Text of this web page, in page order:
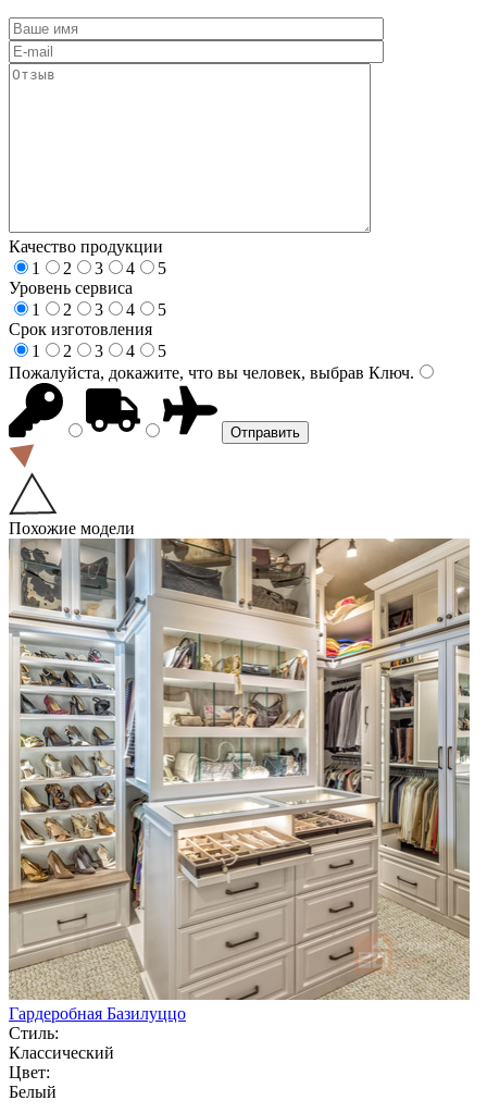
Качество продукции
1
2 3 4
5
Уровень сервиса
1
2 3 4
5
Срок изготовления
1
2 3 4
5
Пожалуйста, докажите, что вы человек, выбрав Ключ.
Похожие модели
Гардеробная Базилуццо
Стиль:
Классический
Цвет:
Белый